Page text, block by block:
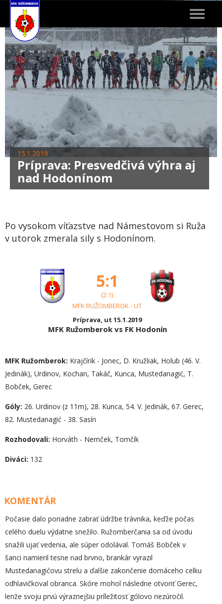
Toggle
15.1.2019
Príprava: Presvedčivá výhra aj
nad Hodonínom
Po vysokom víťazstve nad Námestovom si Ruža
v utorok zmerala sily s Hodonínom.
5:1
(2:1)
MFK RUŽOMBEROK - UT
Príprava, ut 15.1.2019
MFK Ružomberok vs FK Hodonín
MFK Ružomberok: Krajčírik - Jonec, D. Kružliak, Holub (46. V.
Jedinák), Urdinov, Kochan, Takáč, Kunca, Mustedanagić, T.
Bobček, Gerec
Góly: 26. Urdinov (z 11m), 28. Kunca, 54. V. Jedinák, 67. Gerec,
82. Mustedanagić - 38. Sasín
Rozhodovali: Horváth - Nemček, Tomčík
Diváci: 132
KOMENTÁR
Počasie dalo poriadne zabrať údržbe trávnika, keďže počas
celého duelu výdatne snežilo. Ružomberčania sa od úvodu
snažili ujať vedenia, ale súper odolával. Tomáš Bobček v
šanci namieril tesne nad brvno, brankár vyrazil
Mustedanagićovu strelu a ďalšie zakončenie domáceho celku
odhlavičkoval obranca. Skóre mohol následne otvoriť Gerec,
lenže svoju prvú výraznejšiu príležitosť gólovo nezúročil.